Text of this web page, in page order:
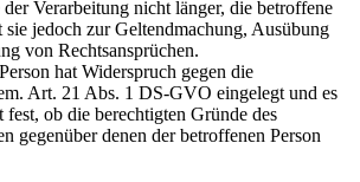
Verarbeitung nicht länger, die betroffene
sie jedoch zur Geltendmachung, Ausübung
von Rechtsansprüchen.
hat Widerspruch gegen die
Art. 21 Abs. 1 DS-GVO eingelegt und es
fest, ob die berechtigten Gründe des
gegenüber denen der betroffenen Person